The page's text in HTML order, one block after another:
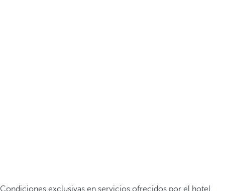
Condiciones exclusivas en servicios ofrecidos por el hotel